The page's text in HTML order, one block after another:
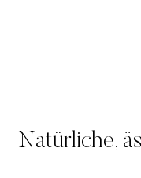
Natürliche,